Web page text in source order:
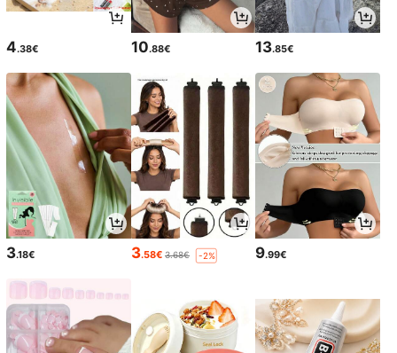
4.38€ 10.88€ 13.85€
3.18€ 3.58€ 3.68€ -2% 9.99€